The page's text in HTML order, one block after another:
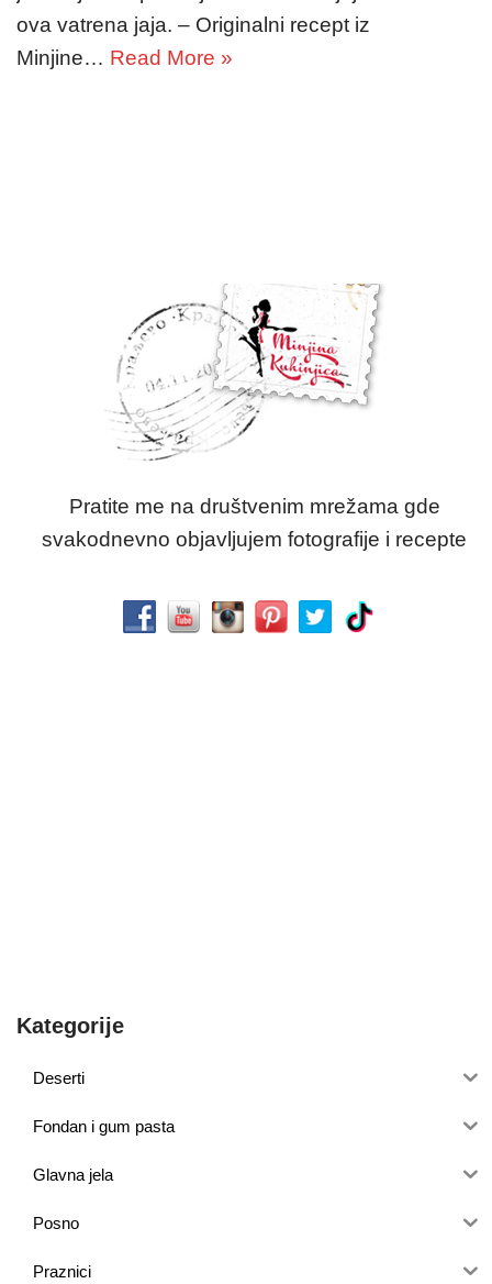
ova vatrena jaja. – Originalni recept iz
Minjine… Read More »
Pratite me na društvenim mrežama gde
svakodnevno objavljujem fotografije i recepte
Kategorije
Deserti
Fondan i gum pasta
Glavna jela
Posno
Praznici